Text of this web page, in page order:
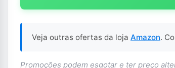
Veja outras ofertas da loja Amazon.
Promoções podem esgotar e ter preço